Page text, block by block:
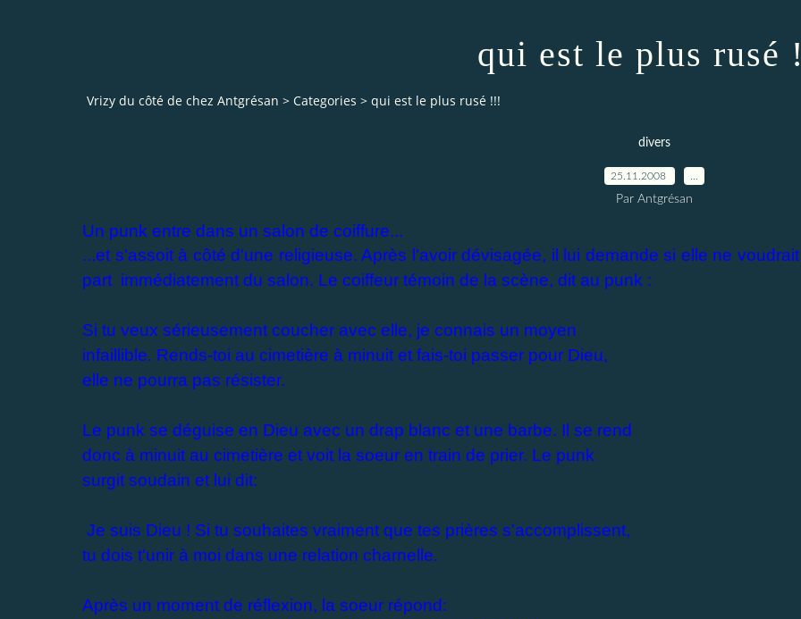
qui est le plus rusé
Vrizy du côté de chez Antgrésan > Categories > qui est le plus rusé !!!
divers
25.11.2008
Par Antgrésan
Un punk entre dans un salon de coiffure...
...et s'assoit à côté d'une religieuse. Après l'avoir dévisagée, il lui demande si elle ne
part immédiatement du salon. Le coiffeur témoin de la scène, dit au punk :
Si tu veux sérieusement coucher avec elle, je connais un moyen
infaillible. Rends-toi au cimetière à minuit et fais-toi passer pour Dieu,
elle ne pourra pas résister.
Le punk se déguise en Dieu avec un drap blanc et une barbe. Il se rend
donc à minuit au cimetière et voit la soeur en train de prier. Le punk
surgit soudain et lui dit:
Je suis Dieu ! Si tu souhaites vraiment que tes prières s'accomplissent,
tu dois t'unir à moi dans une relation charnelle.
Après un moment de réflexion, la soeur répond: